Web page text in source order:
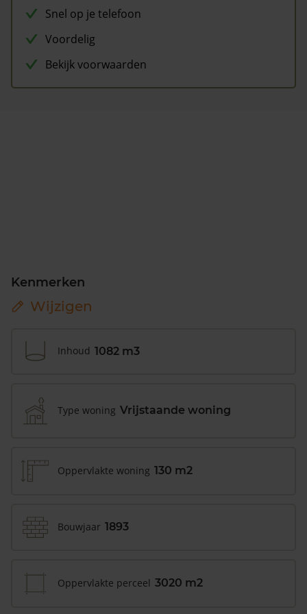
Snel op je telefoon
Voordelig
Bekijk voorwaarden
Kenmerken
Wijzigen
Inhoud 1082 m3
Type woning Vrijstaande woning
Oppervlakte woning 130 m2
Bouwjaar 1893
Oppervlakte perceel 3020 m2